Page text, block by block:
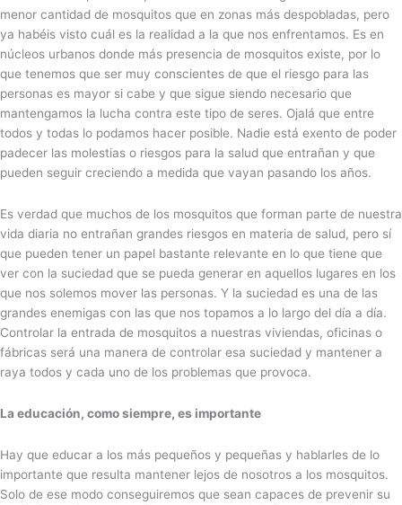
menor cantidad de mosquitos que en zonas más despobladas, pero
ya habéis visto cuál es la realidad a la que nos enfrentamos. Es en
núcleos urbanos donde más presencia de mosquitos existe, por lo
que tenemos que ser muy conscientes de que el riesgo para las
personas es mayor si cabe y que sigue siendo necesario que
mantengamos la lucha contra este tipo de seres. Ojalá que entre
todos y todas lo podamos hacer posible. Nadie está exento de poder
padecer las molestias o riesgos para la salud que entrañan y que
pueden seguir creciendo a medida que vayan pasando los años.
Es verdad que muchos de los mosquitos que forman parte de nuestra
vida diaria no entrañan grandes riesgos en materia de salud, pero sí
que pueden tener un papel bastante relevante en lo que tiene que
ver con la suciedad que se pueda generar en aquellos lugares en los
que nos solemos mover las personas. Y la suciedad es una de las
grandes enemigas con las que nos topamos a lo largo del día a día.
Controlar la entrada de mosquitos a nuestras viviendas, oficinas o
fábricas será una manera de controlar esa suciedad y mantener a
raya todos y cada uno de los problemas que provoca.
La educación, como siempre, es importante
Hay que educar a los más pequeños y pequeñas y hablarles de lo
importante que resulta mantener lejos de nosotros a los mosquitos.
Solo de ese modo conseguiremos que sean capaces de prevenir su